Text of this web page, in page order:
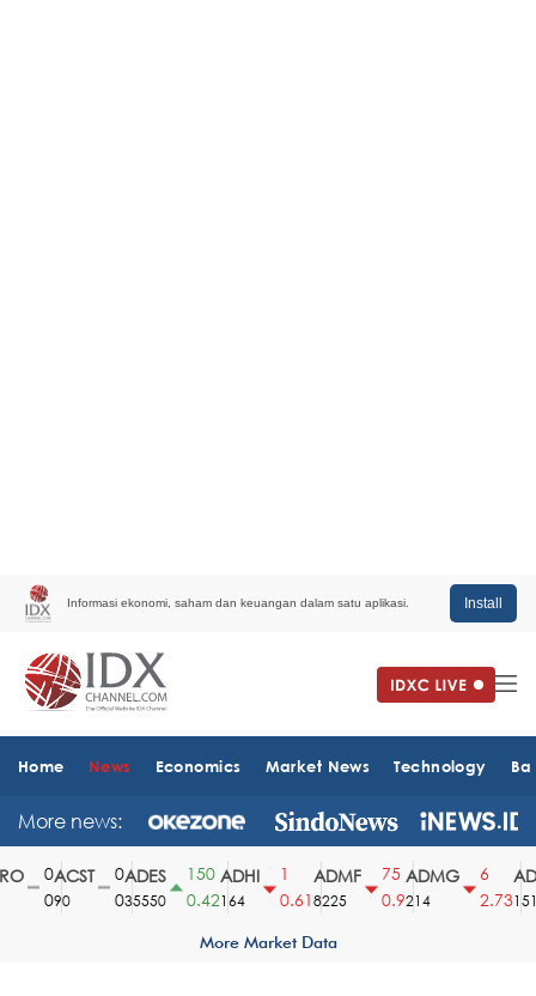
Informasi ekonomi, saham dan keuangan dalam satu aplikasi. Install
Home News Economics Market News Technology
More news:
ACST
90
ADES
35550
150
0.42
ADHI
164
0.61
ADMF
8225
75
0.9
ADMG
214
2.731510
More Market Data